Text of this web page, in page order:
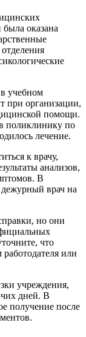
оказана
учебном
при организации,
помощи.
поликлинику по
лечение.
к врачу,
анализов,
В
врач на
но они
что
работодателя или
учреждения,
дней. В
получение после